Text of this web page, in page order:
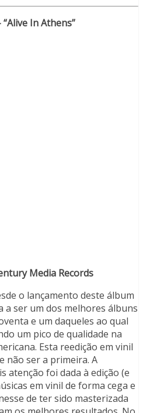
In Athens”
Media Records
o lançamento deste álbum
a ser um dos melhores álbuns
e um daqueles ao qual
um pico de qualidade na
Esta reedição em vinil
não ser a primeira. A
atenção foi dada à edição (e
em vinil de forma cega e
de ter sido masterizada